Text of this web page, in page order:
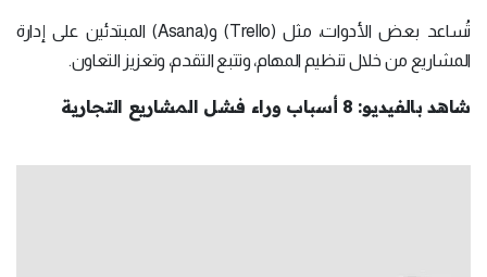
تُساعد بعض الأدوات، مثل (Trello) و(Asana) المبتدئين على إدارة
المشاريع من خلال تنظيم المهام، وتتبع التقدم، وتعزيز التعاون.
شاهد بالفيديو: 8 أسباب وراء فشل المشاريع التجارية